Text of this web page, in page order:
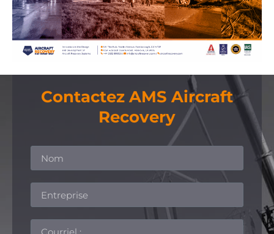
Contactez AMS Aircraft
Recovery